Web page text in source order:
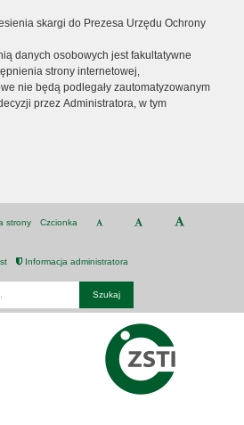
skargi do Prezesa Urzędu Ochrony
danych osobowych jest fakultatywne
strony internetowej,
nie będą podlegały zautomatyzowanym
przez Administratora, w tym
strony Czcionka
Informacja administratora